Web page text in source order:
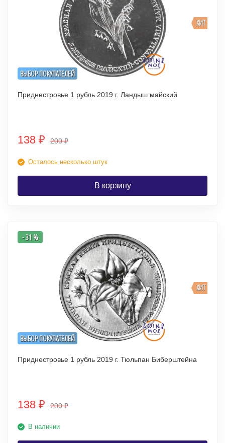
ВЫБОР ПОКУПАТЕЛЕЙ
ХИТ
Приднестровье 1 рубль 2019 г. Ландыш майский
138 ₽ 200₽
Осталось несколько штук
В корзину
ВЫБОР ПОКУПАТЕЛЕЙ
ХИТ
- 31 %
Приднестровье 1 рубль 2019 г. Тюльпан Биберштейна
138 ₽ 200₽
В наличии